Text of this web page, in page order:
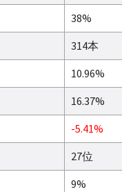
38%
314本
10.96%
16.37%
-5.41%
27位
9%